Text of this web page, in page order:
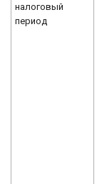
налоговый
период